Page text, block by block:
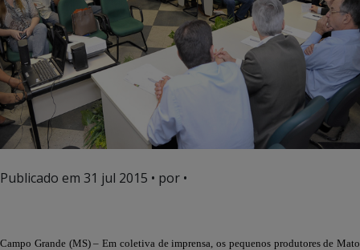
Publicado em 31 jul 2015 • por •
Campo Grande (MS) – Em coletiva de imprensa, os pequenos produtores de Mato